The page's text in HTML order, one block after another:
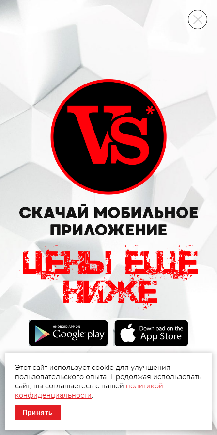
ВИННЫЙ СКЛАД
Этот сайт использует cookie для улучшения
пользовательского опыта. Продолжая использовать
сайт, вы соглашаетесь с нашей политикой
конфиденциальности.
Принять